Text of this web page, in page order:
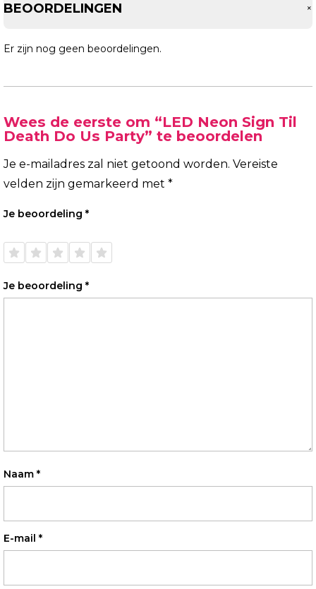
BEOORDELINGEN +
Er zijn nog geen beoordelingen.
Wees de eerste om “LED Neon Sign Til
Death Do Us Party” te beoordelen
Je e-mailadres zal niet getoond worden. Vereiste
velden zijn gemarkeerd met *
Je beoordeling *
de 5
de 5
de 5
de 5
de 5
Je beoordeling *
Naam *
E-mail *